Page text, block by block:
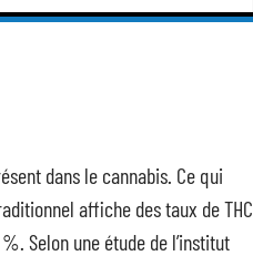
dans le cannabis. Ce qui
affiche des taux de THC
Selon une étude de l’institut